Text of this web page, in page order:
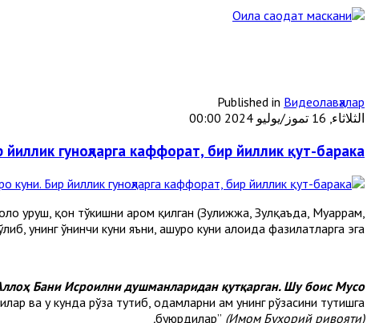
Published in Видеолавҳалар
الثلاثاء, 16 تموز/يوليو 2024 00:00
гуноҳларга каффорат, бир йиллик қут-барака
уруш, қон тўкишни ҳаром қилган (Зулҳижжа, Зулқаъда, Муҳаррам,
унинг ўнинчи куни яъни, ашуро куни алоҳида фазилатларга эга.
Бани Исроилни душманларидан қутқарган. Шу боис Мусо
ва у кунда рўза тутиб, одамларни ҳам унинг рўзасини тутишга
буюрдилар” (Имом Бухорий ривояти).